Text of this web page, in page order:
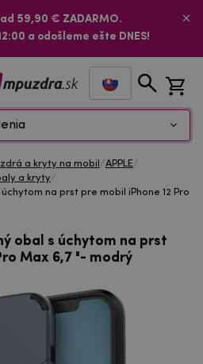
59,90 € ZADARMO.
a odošleme ešte DNES!
a kryty na mobil /APPLE/
a kryty/
na prst pre mobil iPhone 12 Pro
obal s úchytom na prst
Max 6,7 "- modrý